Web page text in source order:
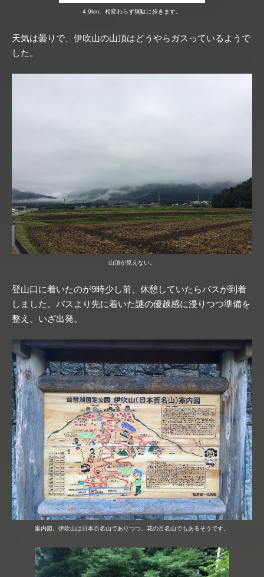
4.9km、相変わらず無駄に歩きます。
天気は曇りで、伊吹山の山頂はどうやらガスっているようで
した。
山頂が見えない。
登山口に着いたのが9時少し前、休憩していたらバスが到着
しました。バスより先に着いた謎の優越感に浸りつつ準備を
整え、いざ出発。
案内図。伊吹山は日本百名山でありつつ、花の百名山でもあるそうです。